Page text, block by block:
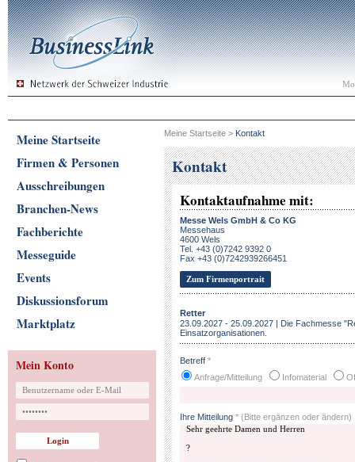
Meine Startseite
Firmen & Personen
Ausschreibungen
Branchen-News
Fachberichte
Messeguide
Events
Diskussionsforum
Marktplatz
Mein Konto
Meine Startseite > Kontakt
Kontakt
Kontaktaufnahme mit:
Messe Wels GmbH & Co KG
Messehaus
4600 Wels
Tel. +43 (0)7242 9392 0
Fax +43 (0)7242939266451
Zum Firmenportrait
Retter
23.09.2027 - 25.09.2027 | Die Fachmesse
Einsatzorganisationen.
Betreff *
Anfrage/Mitteilung
Infomaterial
Ihre Mitteilung * (Bitte ergänzen oder ändern)